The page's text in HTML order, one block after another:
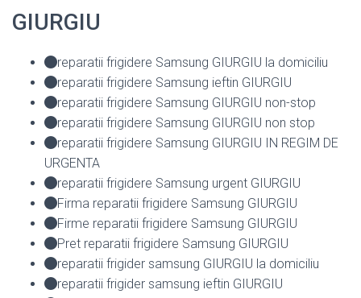
GIURGIU
reparatii frigidere Samsung GIURGIU la domiciliu
reparatii frigidere Samsung ieftin GIURGIU
reparatii frigidere Samsung GIURGIU non-stop
reparatii frigidere Samsung GIURGIU non stop
reparatii frigidere Samsung GIURGIU IN REGIM DE
URGENTA
reparatii frigidere Samsung urgent GIURGIU
Firma reparatii frigidere Samsung GIURGIU
Firme reparatii frigidere Samsung GIURGIU
Pret reparatii frigidere Samsung GIURGIU
reparatii frigider samsung GIURGIU la domiciliu
reparatii frigider samsung ieftin GIURGIU